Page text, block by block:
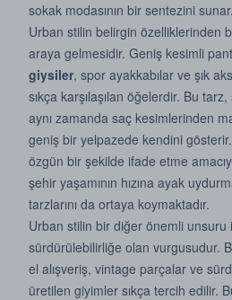
sokak modasının bir sentezini sunar.
Urban stilin belirgin özelliklerinden
araya gelmesidir. Geniş kesimli
giysiler, spor ayakkabılar ve şık
sıkça karşılaşılan öğelerdir. Bu
aynı zamanda saç kesimlerinden
geniş bir yelpazede kendini
özgün bir şekilde ifade etme
şehir yaşamının hızına ayak
tarzlarını da ortaya koymaktadır.
Urban stilin bir diğer önemli
sürdürülebilirliğe olan vurgusudur.
el alışveriş, vintage parçalar ve
üretilen giyimler sıkça tercih edilir.